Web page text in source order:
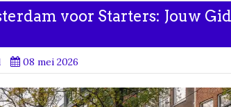
voor Starters: Jouw
08 mei 2026